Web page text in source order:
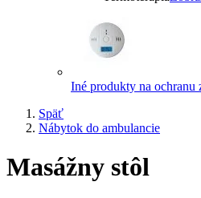
Iné produkty na ochranu
Späť
Nábytok do ambulancie
Masážny stôl